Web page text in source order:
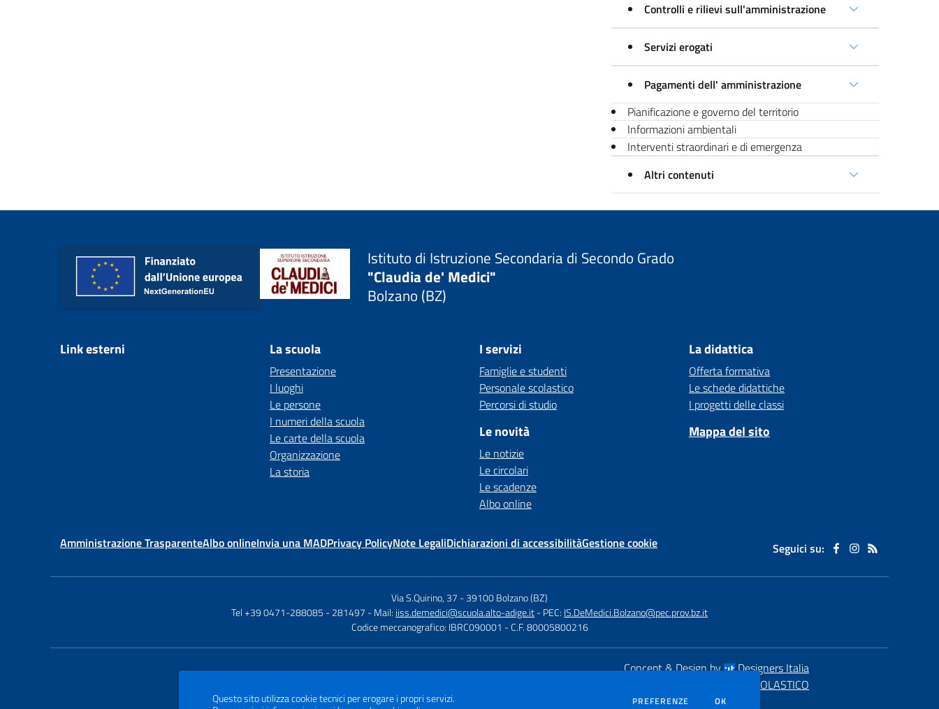
Controlli e rilievi sull'amministrazione
Servizi erogati
Pagamenti dell' amministrazione
Pianificazione e governo del territorio
Informazioni ambientali
Interventi straordinari e di emergenza
Altri contenuti
Istituto di Istruzione Secondaria di Secondo Grado
"Claudia de' Medici"
Bolzano (BZ)
Link esterni La scuola
Presentazione
I luoghi
Le persone
I numeri della scuola
Le carte della scuola
Organizzazione
La storia
I servizi
Famiglie e studenti
Personale scolastico
Percorsi di studio
Le novità
Le notizie
Le circolari
Le scadenze
Albo online
La didattica
Offerta formativa
Le schede didattiche
I progetti delle classi
Mappa del sito
Amministrazione TrasparenteAlbo onlineInvia una MADPrivacy PolicyNote LegaliDichiarazioni di accessibilitàGestione cookie Seguici su:
Via S.Quirino, 37 -39100 Bolzano (BZ)
Tel +39 0471-288085 - 281497 - Mail: iiss.demedici@scuola.alto-adige.it- PEC: IS.DeMedici.Bolzano@pec.prov.bz.it
Codice meccanografico: IBRC090001 - C.F. 80005800216
Concept & Design by
Designers Italia
SCUOLASTICO
Questo sito utilizza cookie tecnici per erogare i propri servizi. PREFERENZE DEI COOKIE
OK